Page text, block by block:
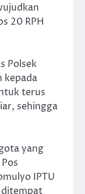
20 RPH
Polsek
kepada
terus
sehingga
yang
IPTU
ditempat